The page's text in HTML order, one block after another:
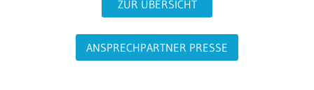
ZUR ÜBERSICHT
ANSPRECHPARTNER PRESSE